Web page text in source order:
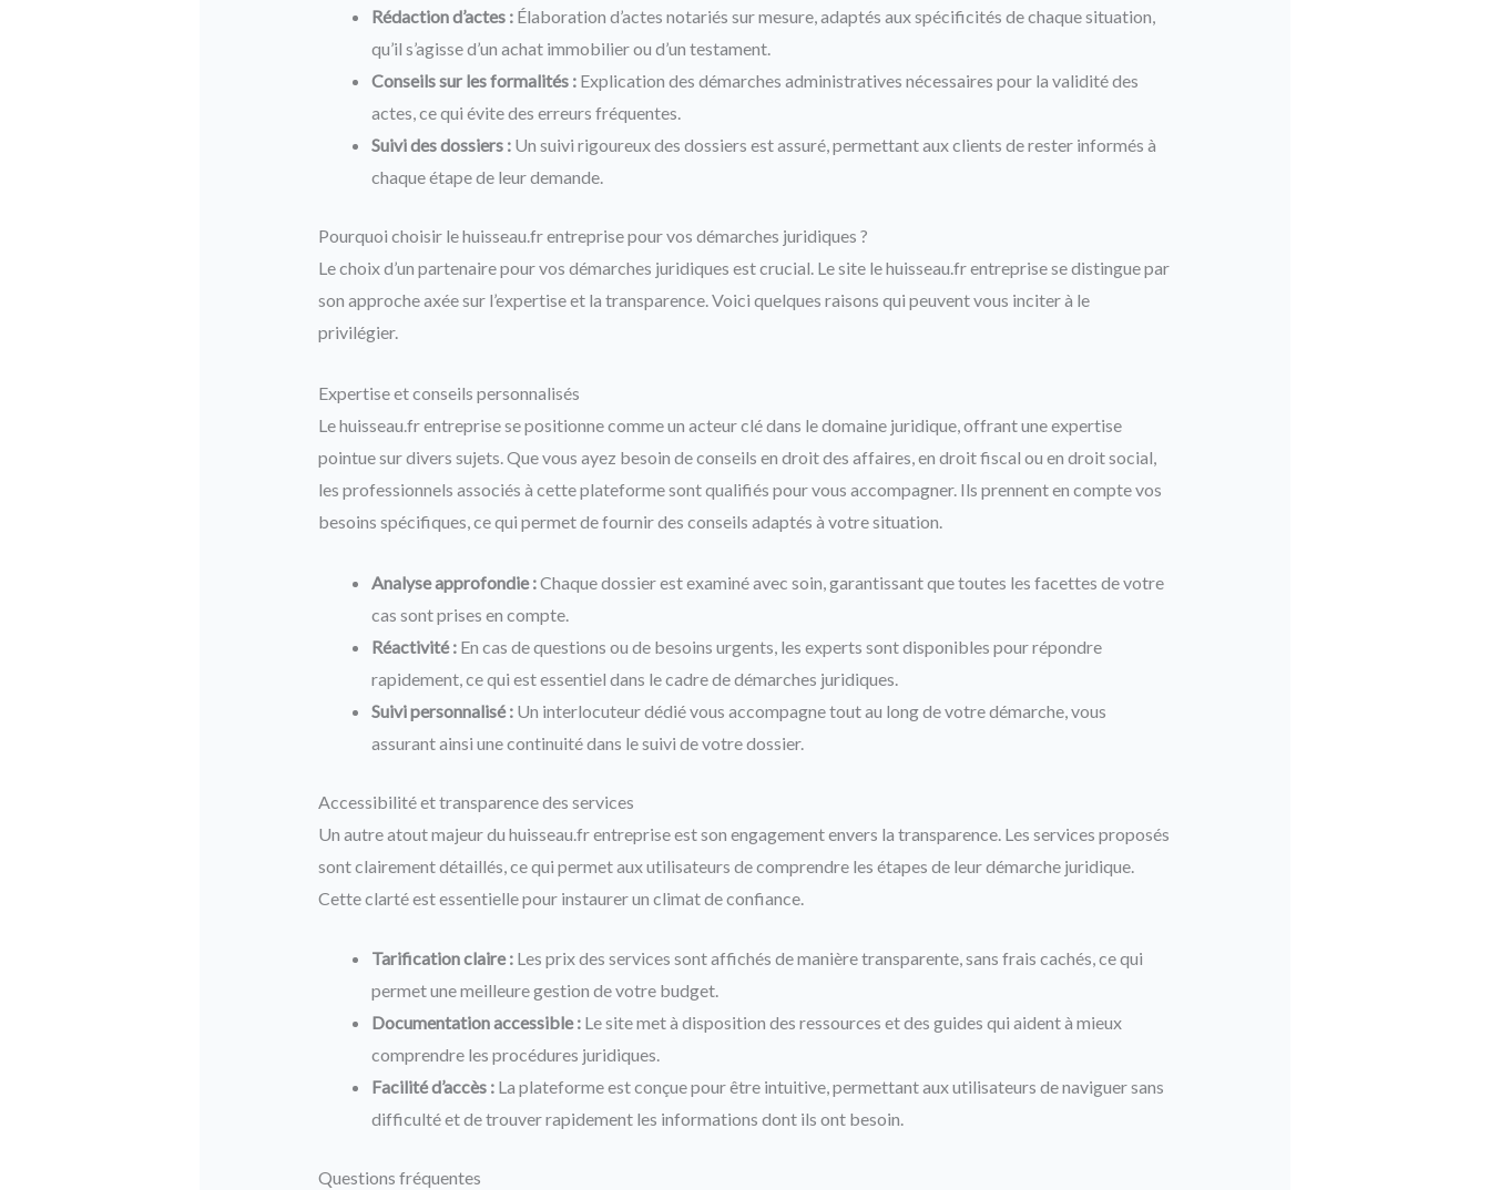
Rédaction d’actes :Élaboration d’actes notariés sur mesure, adaptés aux spécificités de chaque situation,
qu’il s’agisse d’un achat immobilier ou d’un testament.
Conseils sur les formalités :Explication des démarches administratives nécessaires pour la validité des
actes, ce qui évite des erreurs fréquentes.
Suivi des dossiers :Un suivi rigoureux des dossiers est assuré, permettant aux clients de rester informés à
chaque étape de leur demande.
Pourquoi choisir le huisseau.fr entreprise pour vos démarches juridiques ?
Le choix d’un partenaire pour vos démarches juridiques est crucial. Le site le huisseau.fr entreprise se distingue par
son approche axée sur l’expertise et la transparence. Voici quelques raisons qui peuvent vous inciter à le
privilégier.
Expertise et conseils personnalisés
Le huisseau.fr entreprise se positionne comme un acteur clé dans le domaine juridique, offrant une expertise
pointue sur divers sujets. Que vous ayez besoin de conseils en droit des affaires, en droit fiscal ou en droit social,
les professionnels associés à cette plateforme sont qualifiés pour vous accompagner. Ils prennent en compte vos
besoins spécifiques, ce qui permet de fournir des conseils adaptés à votre situation.
Analyse approfondie :Chaque dossier est examiné avec soin, garantissant que toutes les facettes de votre
cas sont prises en compte.
Réactivité :En cas de questions ou de besoins urgents, les experts sont disponibles pour répondre
rapidement, ce qui est essentiel dans le cadre de démarches juridiques.
Suivi personnalisé :Un interlocuteur dédié vous accompagne tout au long de votre démarche, vous
assurant ainsi une continuité dans le suivi de votre dossier.
Accessibilité et transparence des services
Un autre atout majeur du huisseau.fr entreprise est son engagement envers la transparence. Les services proposés
sont clairement détaillés, ce qui permet aux utilisateurs de comprendre les étapes de leur démarche juridique.
Cette clarté est essentielle pour instaurer un climat de confiance.
Tarification claire :Les prix des services sont affichés de manière transparente, sans frais cachés, ce qui
permet une meilleure gestion de votre budget.
Documentation accessible :Le site met à disposition des ressources et des guides qui aident à mieux
comprendre les procédures juridiques.
Facilité d’accès :La plateforme est conçue pour être intuitive, permettant aux utilisateurs de naviguer sans
difficulté et de trouver rapidement les informations dont ils ont besoin.
Questions fréquentes